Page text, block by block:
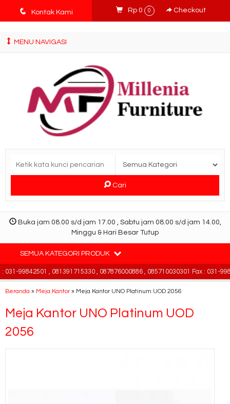
tv3ISbyqwvMDypa7aIfj2FUlPKawe7X5fX5v6wsT4Ns
q Kontak Kami Rp 0 0 Checkout
MENU NAVIGASI
Cari
Buka jam 08.00 s/d jam 17.00 , Sabtu jam 08.00 s/d jam 14.00,
Minggu & Hari Besar Tutup
SEMUA KATEGORI PRODUK
99842501 , 081391715330 , 087876000886 , 085710030301 Fax : 031-
Beranda » Meja Kantor» Meja Kantor UNO Platinum UOD 2056
Meja Kantor UNO Platinum UOD
2056